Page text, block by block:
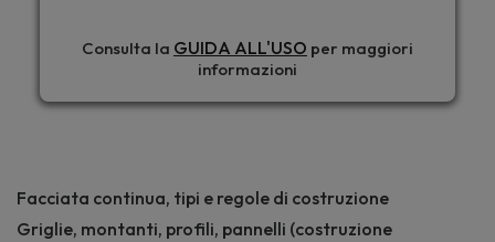
Consulta la GUIDA ALL'USO per maggiori
informazioni
Facciata continua, tipi e regole di costruzione
Griglie, montanti, profili, pannelli (costruzione